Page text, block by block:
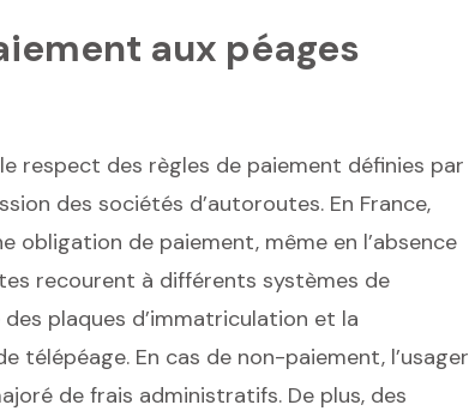
aux péages
respect des règles de paiement définies par
des sociétés d’autoroutes. En France,
obligation de paiement, même en l’absence
recourent à différents systèmes de
plaques d’immatriculation et la
télépéage. En cas de non-paiement, l’usager
de frais administratifs. De plus, des